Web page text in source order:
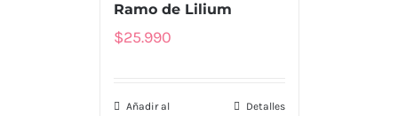
Ramo de Lilium
$25.990
Añadir al
Detalles